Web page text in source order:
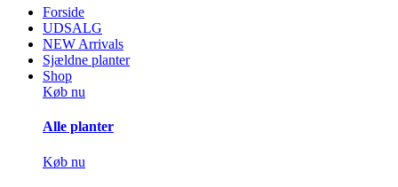
Forside
UDSALG
NEW Arrivals
Sjældne planter
Shop
Køb nu
Alle planter
Køb nu